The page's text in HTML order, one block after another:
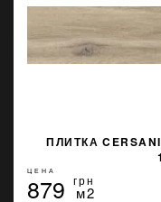
ПЛИТКА
ЦЕНА
879 грн
м2